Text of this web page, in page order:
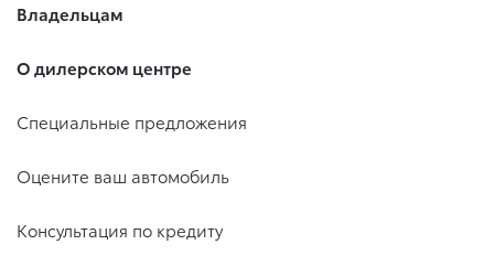
Владельцам
О дилерском центре
Специальные предложения
Оцените ваш автомобиль
Консультация по кредиту